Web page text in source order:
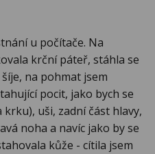
u počítače. Na
krční páteř, stáhla se
na pohmat jsem
pocit, jako bych se
uši, zadní část hlavy,
noha a navíc jako by se
kůže - cítila jsem